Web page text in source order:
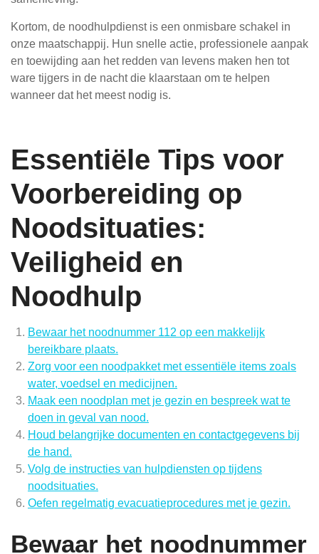
Kortom, de noodhulpdienst is een onmisbare schakel in
onze maatschappij. Hun snelle actie, professionele aanpak
en toewijding aan het redden van levens maken hen tot
ware tijgers in de nacht die klaarstaan om te helpen
wanneer dat het meest nodig is.
Essentiële Tips voor
Voorbereiding op
Noodsituaties:
Veiligheid en
Noodhulp
Bewaar het noodnummer 112 op een makkelijk
bereikbare plaats.
Zorg voor een noodpakket met essentiële items zoals
water, voedsel en medicijnen.
Maak een noodplan met je gezin en bespreek wat te
doen in geval van nood.
Houd belangrijke documenten en contactgegevens bij
de hand.
Volg de instructies van hulpdiensten op tijdens
noodsituaties.
Oefen regelmatig evacuatieprocedures met je gezin.
Bewaar het noodnummer